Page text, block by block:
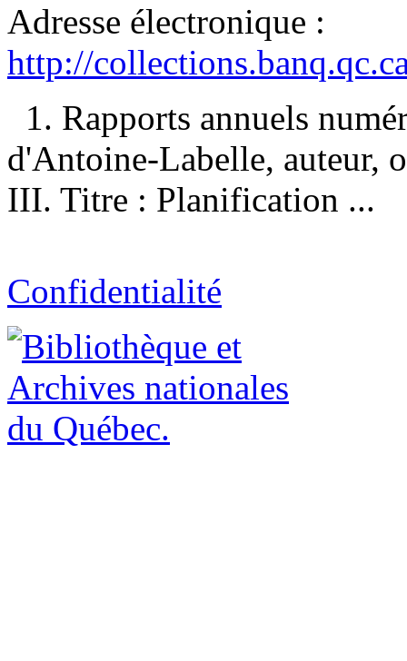
Adresse électronique :
http://
1. Rapports annuels
d'Antoine-Labelle, auteur,
III. Titre : Planification ...
Confidentialité